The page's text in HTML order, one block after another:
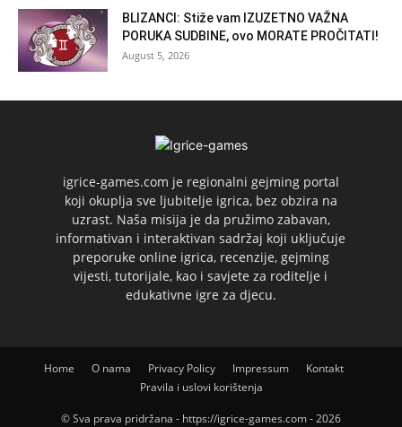
BLIZANCI: Stiže vam IZUZETNO VAŽNA
PORUKA SUDBINE, ovo MORATE PROČITATI!
August 5, 2026
igrice-games.com je regionalni gejming portal
koji okuplja sve ljubitelje igrica, bez obzira na
uzrast. Naša misija je da pružimo zabavan,
informativan i interaktivan sadržaj koji uključuje
preporuke online igrica, recenzije, gejming
vijesti, tutorijale, kao i savjete za roditelje i
edukativne igre za djecu.
Home O nama Privacy Policy Impressum
Kontakt
Pravila i uslovi korištenja
© Sva prava pridržana - https://igrice-games.com - 2026